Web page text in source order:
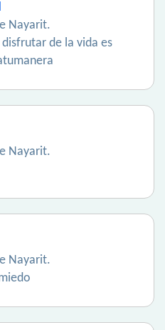
Nayarit.
de la vida es
Nayarit.
Nayarit.